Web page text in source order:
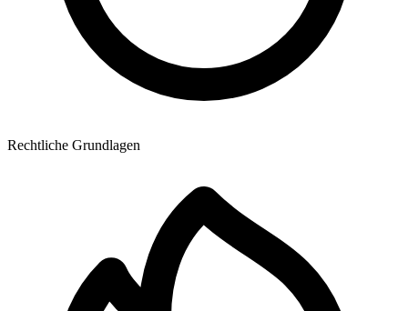
Rechtliche Grundlagen